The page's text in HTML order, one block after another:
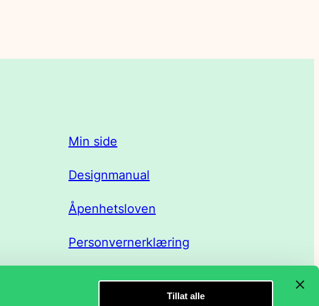
Tillat alle
Min side
Designmanual
Åpenhetsloven
Personvernerklæring